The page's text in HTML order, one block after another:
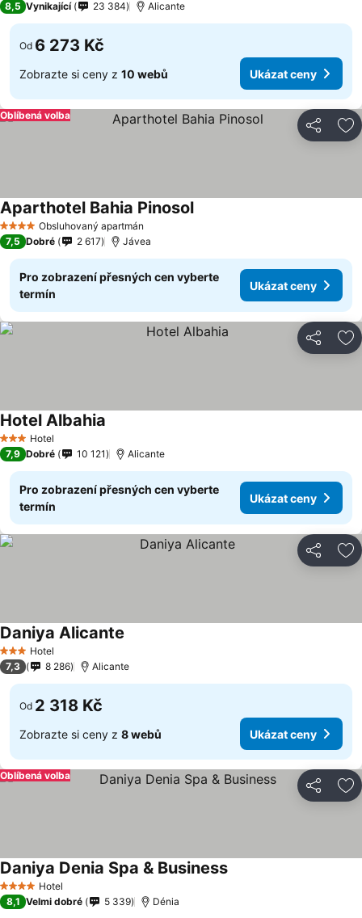
8,5 Vynikající 23 384 Alicante
Od 6 273 Kč
Zobrazte si ceny z 10 webů Ukázat ceny
Sdílet
Oblíbená volba
4 Počet hvězdiček
Obsluhovaný apartmán
Aparthotel Bahia PinosolUkázat ceny
7,5 Dobré 2 617 Jávea
Pro zobrazení přesných cen vyberte
termín
Ukázat ceny
Sdílet
3 Počet hvězdiček
Hotel
Hotel Albahia
7,9 Dobré 10 121 Alicante
Pro zobrazení přesných cen vyberte
termín
Ukázat ceny
Sdílet
3 Počet hvězdiček
Hotel
Daniya Alicante
7,3 8 286 Alicante
Od 2 318 Kč
Zobrazte si ceny z 8 webů Ukázat ceny
Sdílet
Oblíbená volba
4 Počet hvězdiček
Hotel
Daniya Denia Spa & BusinessUkázat ceny
8,1 Velmi dobré 5 339 Dénia